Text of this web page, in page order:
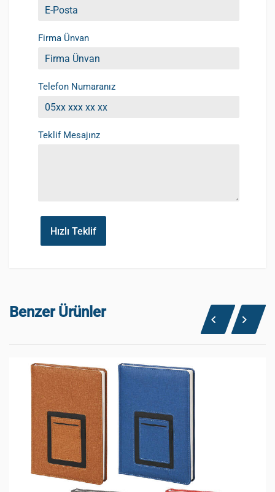
Firma Ünvan
Telefon Numaranız
Teklif Mesajınz
Hızlı Teklif
Benzer Ürünler